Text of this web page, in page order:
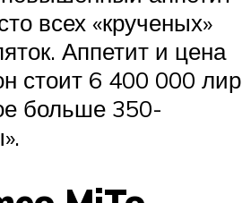
всех «крученых»
Аппетит и цена
стоит 6 400 000 лир
больше 350-